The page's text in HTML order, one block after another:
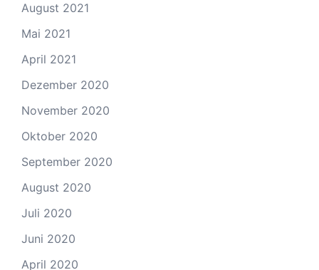
August 2021
Mai 2021
April 2021
Dezember 2020
November 2020
Oktober 2020
September 2020
August 2020
Juli 2020
Juni 2020
April 2020